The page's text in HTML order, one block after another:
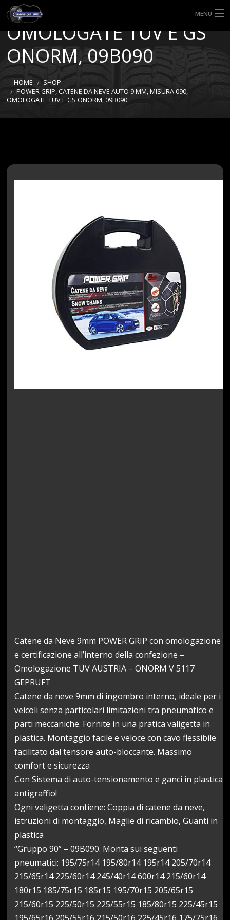
MENU
HOME
TIPI DI GOMME
MISURE GOMME
MISURA 090,
OMOLOGATE TUV E GS
ONORM, 09B090
HOME
SHOP
POWER GRIP, CATENE DA NEVE AUTO 9 MM, MISURA 090,
OMOLOGATE TUV E GS ONORM, 09B090
Catene da Neve 9mm POWER GRIP con omologazione
e certificazione all’interno della confezione –
Omologazione TÜV AUSTRIA – ÖNORM V 5117
GEPRÜFT
Catene da neve 9mm di ingombro interno, ideale per i
veicoli senza particolari limitazioni tra pneumatico e
parti meccaniche. Fornite in una pratica valigetta in
plastica. Montaggio facile e veloce con cavo flessibile
facilitato dal tensore auto-bloccante. Massimo
comfort e sicurezza
Con Sistema di auto-tensionamento e ganci in plastica
antigraffio!
Ogni valigetta contiene: Coppia di catene da neve,
istruzioni di montaggio, Maglie di ricambio, Guanti in
plastica
“Gruppo 90” – 09B090. Monta sui seguenti
pneumatici: 195/75r14 195/80r14 195r14 205/70r14
215/65r14 225/60r14 245/40r14 600r14 215/60r14
180r15 185/75r15 185r15 195/70r15 205/65r15
215/60r15 225/50r15 225/55r15 185/80r15 225/45r15